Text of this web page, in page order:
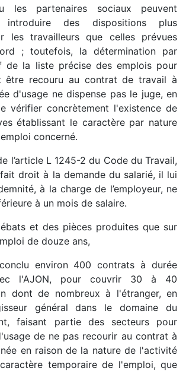
les partenaires sociaux peuvent
des dispositions plus
les travailleurs que celles prévues
; toutefois, la détermination par
de la liste précise des emplois pour
être recouru au contrat de travail à
d'usage ne dispense pas le juge, en
vérifier concrètement l'existence de
établissant le caractère par nature
concerné.
l’article L 1245-2 du Code du Travail,
droit à la demande du salarié, il lui
à la charge de l’employeur, ne
à un mois de salaire.
et des pièces produites que sur
de douze ans,
environ 400 contrats à durée
l'AJON, pour couvrir 30 à 40
dont de nombreux à l'étranger, en
général dans le domaine du
faisant partie des secteurs pour
de ne pas recourir au contrat à
en raison de la nature de l'activité
temporaire de l'emploi, que